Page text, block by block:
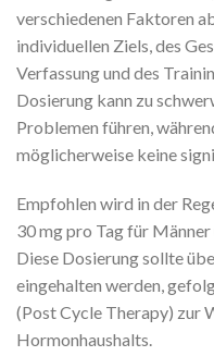
verschiedenen Faktoren
individuellen Ziels, des
Verfassung und des
Dosierung kann zu
Problemen führen,
möglicherweise keine
Empfohlen wird in der
30 mg pro Tag für
Diese Dosierung sollte
eingehalten werden,
(Post Cycle Therapy) zur
Hormonhaushalts.